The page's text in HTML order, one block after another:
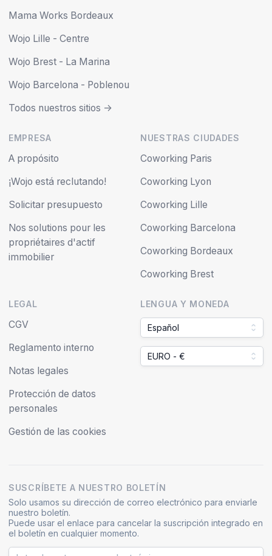
Mama Works Bordeaux
Wojo Lille - Centre
Wojo Brest - La Marina
Wojo Barcelona - Poblenou
Todos nuestros sitios ->
EMPRESA
A propósito
¡Wojo está reclutando!
Solicitar presupuesto
Nos solutions pour les
propriétaires d'actif
immobilier
NUESTRAS CIUDADES
Coworking Paris
Coworking Lyon
Coworking Lille
Coworking Barcelona
Coworking Bordeaux
Coworking Brest
LEGAL
CGV
Reglamento interno
Notas legales
Protección de datos
personales
Gestión de las cookies
LENGUA Y MONEDA
Español
EURO - €
SUSCRÍBETE A NUESTRO BOLETÍN
Solo usamos su dirección de correo electrónico para enviarle
nuestro boletín.
Puede usar el enlace para cancelar la suscripción integrado en
el boletín en cualquier momento.